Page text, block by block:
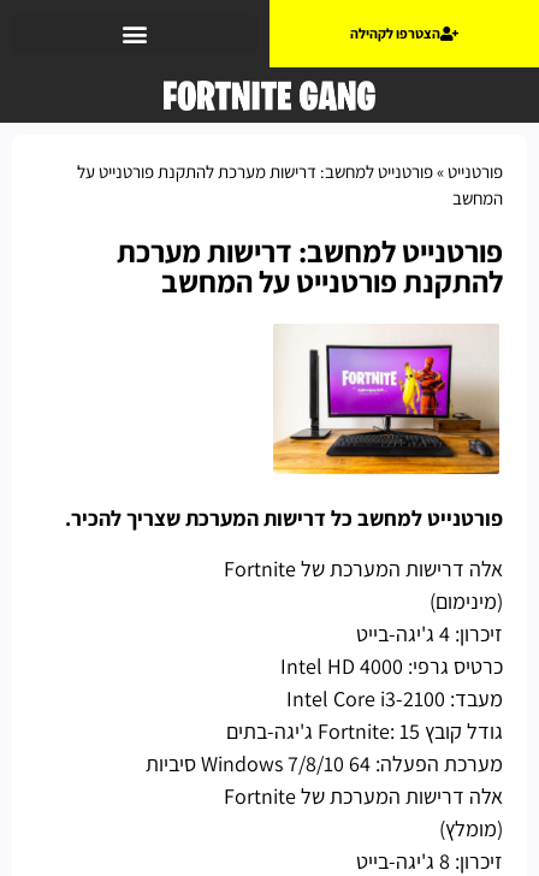
הצטרפו לקהילה
פורטנייט»פורטנייט למחשב: דרישות מערכת להתקנת פורטנייט על
המחשב
פורטנייט למחשב: דרישות מערכת
להתקנת פורטנייט על המחשב
פורטנייט למחשב כל דרישות המערכת שצריך להכיר.
אלה דרישות המערכת של Fortnite
(מינימום)
זיכרון: 4 ג'יגה-בייט
כרטיס גרפי: Intel HD 4000
מעבד: Intel Core i3-2100
גודל קובץ Fortnite: 15 ג'יגה-בתים
מערכת הפעלה: Windows 7/8/10 64 סיביות
אלה דרישות המערכת של Fortnite
(מומלץ)
זיכרון: 8 ג'יגה-בייט